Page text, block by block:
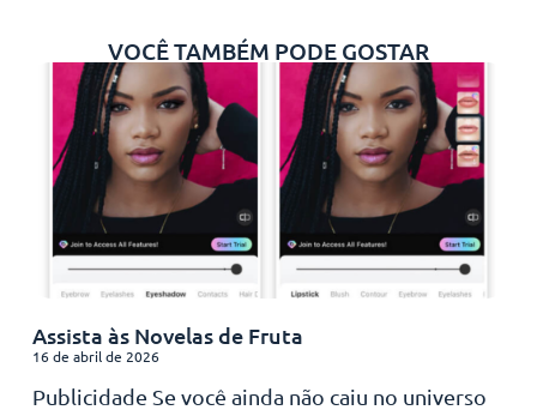
VOCÊ TAMBÉM PODE GOSTAR
Assista às Novelas de Fruta
16 de abril de 2026
Publicidade Se você ainda não caiu no universo